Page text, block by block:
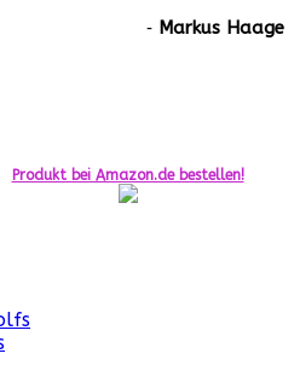
‐ Markus Haage
Produkt bei Amazon.de bestellen!